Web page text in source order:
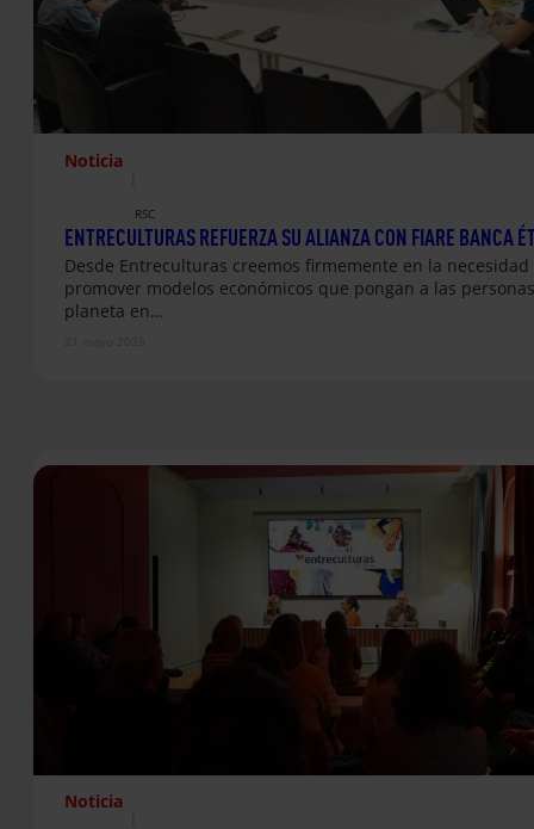
Noticia
RSC
ENTRECULTURAS REFUERZA SU ALIANZA CON FIARE BANCA
Desde Entreculturas creemos firmemente en la necesidad
promover modelos económicos que pongan a las
planeta en…
Noticia